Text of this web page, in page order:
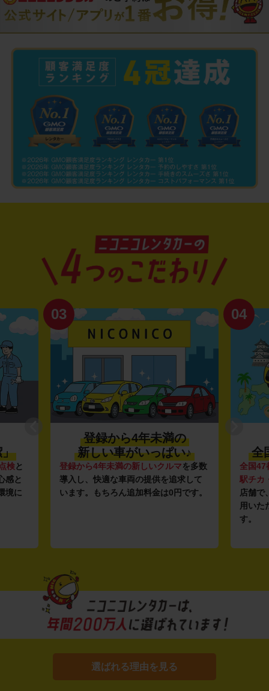
」
検と
感と
境に
03
登録から4年未満の
新しい車がいっぱい♪
登録から4年未満の新しいクルマを多数
導入し、快適な車両の提供を追求して
います。もちろん追加料金は0円です。
04
全
全国47
駅チカ
店舗で
用いた
す。
選ばれる理由を見る